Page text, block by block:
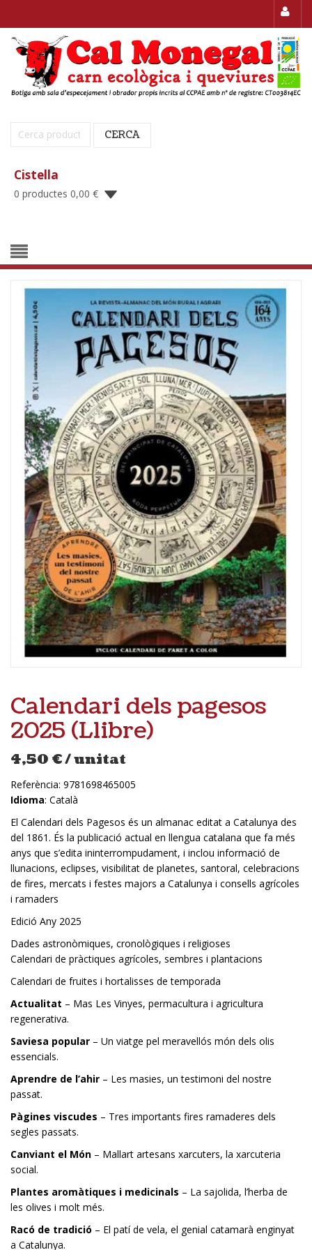
Cerca: CERCA
Cistella
0 productes 0,00 €
Calendari dels pagesos
2025 (Llibre)
4,50 €/ unitat
Referència: 9781698465005
Idioma: Català
El Calendari dels Pagesos és un almanac editat a Catalunya des
del 1861. És la publicació actual en llengua catalana que fa més
anys que s’edita ininterrompudament, i inclou informació de
llunacions, eclipses, visibilitat de planetes, santoral, celebracions
de fires, mercats i festes majors a Catalunya i consells agrícoles
i ramaders
Edició Any 2025
Dades astronòmiques, cronològiques i religioses
Calendari de pràctiques agrícoles, sembres i plantacions
Calendari de fruites i hortalisses de temporada
Actualitat – Mas Les Vinyes, permacultura i agricultura
regenerativa.
Saviesa popular – Un viatge pel meravellós món dels olis
essencials.
Aprendre de l’ahir – Les masies, un testimoni del nostre
passat.
Pàgines viscudes – Tres importants fires ramaderes dels
segles passats.
Canviant el Món – Mallart artesans xarcuters, la xarcuteria
social.
Plantes aromàtiques i medicinals – La sajolida, l’herba de
les olives i molt més.
Racó de tradició – El patí de vela, el genial catamarà enginyat
a Catalunya.